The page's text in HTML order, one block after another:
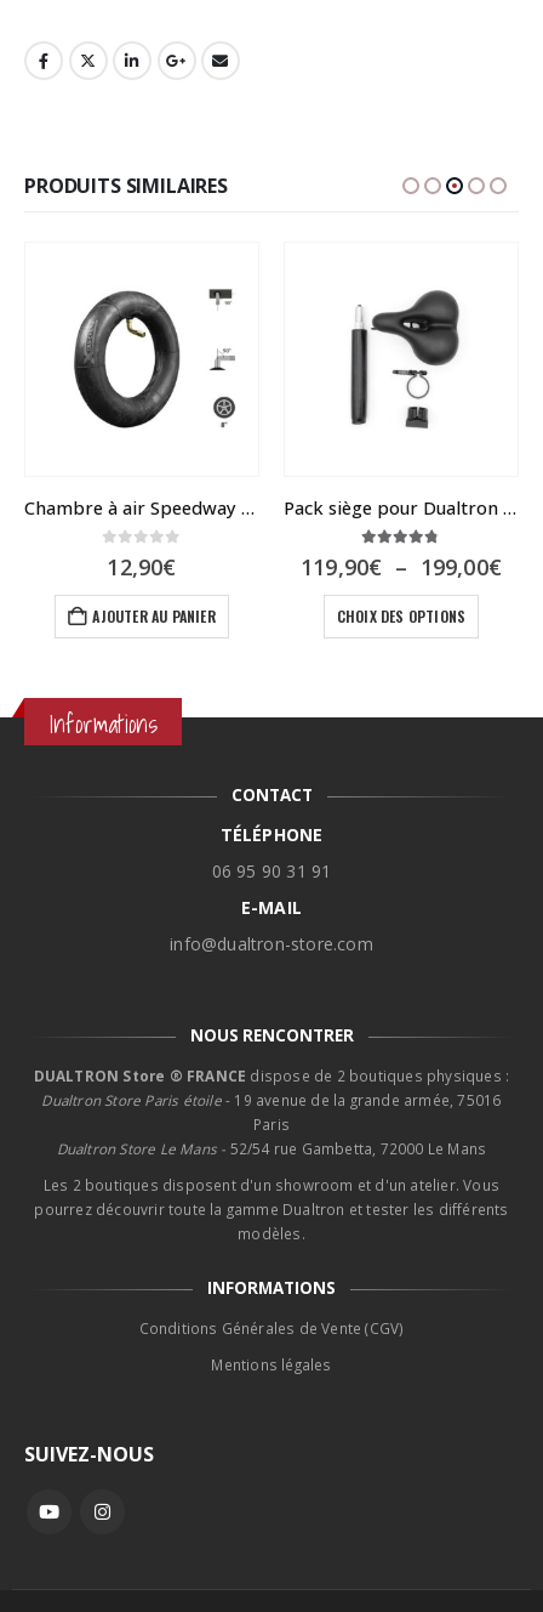
PRODUITS SIMILAIRES
Chambre à air Speedway mini 4
12,90€
AJOUTER AU PANIER
Pack siège pour Dualtron ou speedway 4 & 5
119,90€ – 199,00€
CHOIX DES OPTIONS
Ce produit a plusieurs variations. Les options peuvent être choisies sur la page du produit
Informations
CONTACT
TÉLÉPHONE
06 95 90 31 91
E-MAIL
info@dualtron-store.com
NOUS RENCONTRER
DUALTRON Store ® FRANCE dispose de 2 boutiques physiques :
Dualtron Store Paris étoile- 19 avenue de la grande armée, 75016
Paris
Dualtron Store Le Mans - 52/54 rue Gambetta, 72000 Le Mans
Les 2 boutiques disposent d'un showroom et d'un atelier. Vous
pourrez découvrir toute la gamme Dualtron et tester les différents
modèles.
INFORMATIONS
Conditions Générales de Vente (CGV)
Mentions légales
SUIVEZ-NOUS